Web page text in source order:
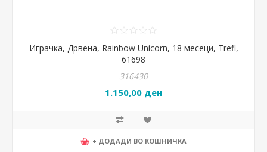
Играчка, Дрвена, Rainbow Unicorn, 18 месеци, Trefl,
61698
316430
1.150,00 ден
+ ДОДАДИ ВО КОШНИЧКА